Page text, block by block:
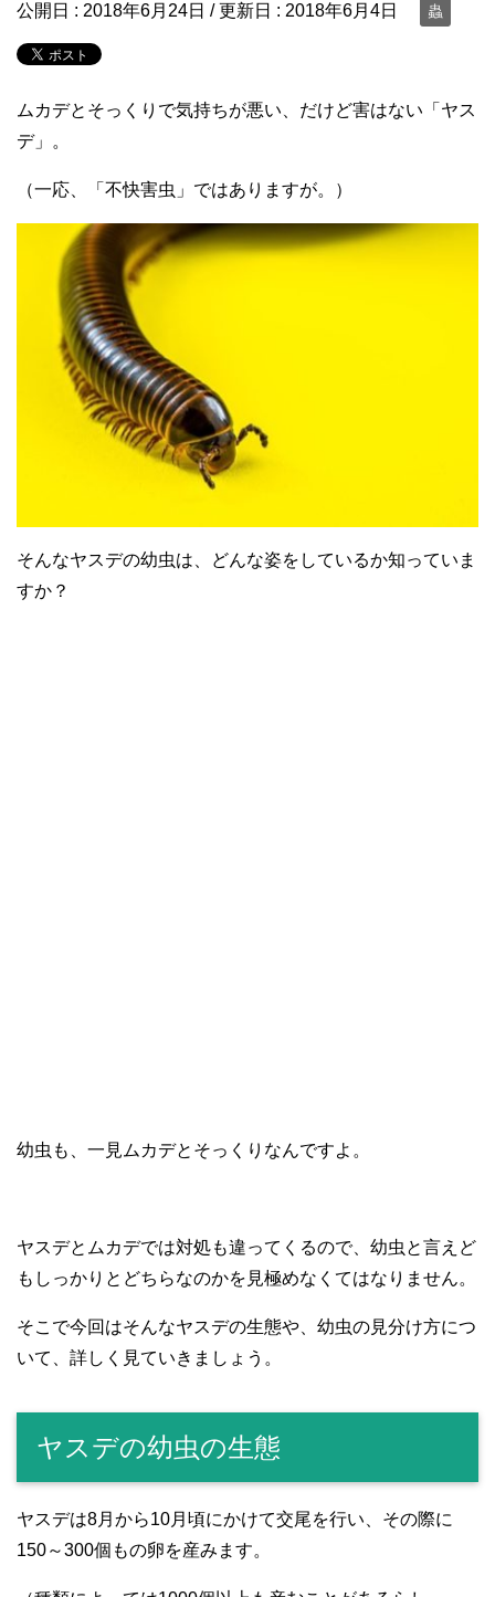
公開日 : 2018年6月24日 / 更新日 : 2018年6月4日 蟲
ムカデとそっくりで気持ちが悪い、だけど害はない「ヤス
デ」。
（一応、「不快害虫」ではありますが。）
そんなヤスデの幼虫は、どんな姿をしているか知っていま
すか？
幼虫も、一見ムカデとそっくりなんですよ。
ヤスデとムカデでは対処も違ってくるので、幼虫と言えど
もしっかりとどちらなのかを見極めなくてはなりません。
そこで今回はそんなヤスデの生態や、幼虫の見分け方につ
いて、詳しく見ていきましょう。
ヤスデの幼虫の生態
ヤスデは8月から10月頃にかけて交尾を行い、その際に
150～300個もの卵を産みます。